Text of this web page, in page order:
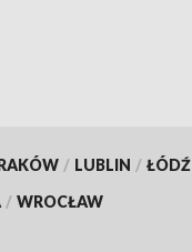
/ LUBLIN / ŁÓDŹ
/ WROCŁAW